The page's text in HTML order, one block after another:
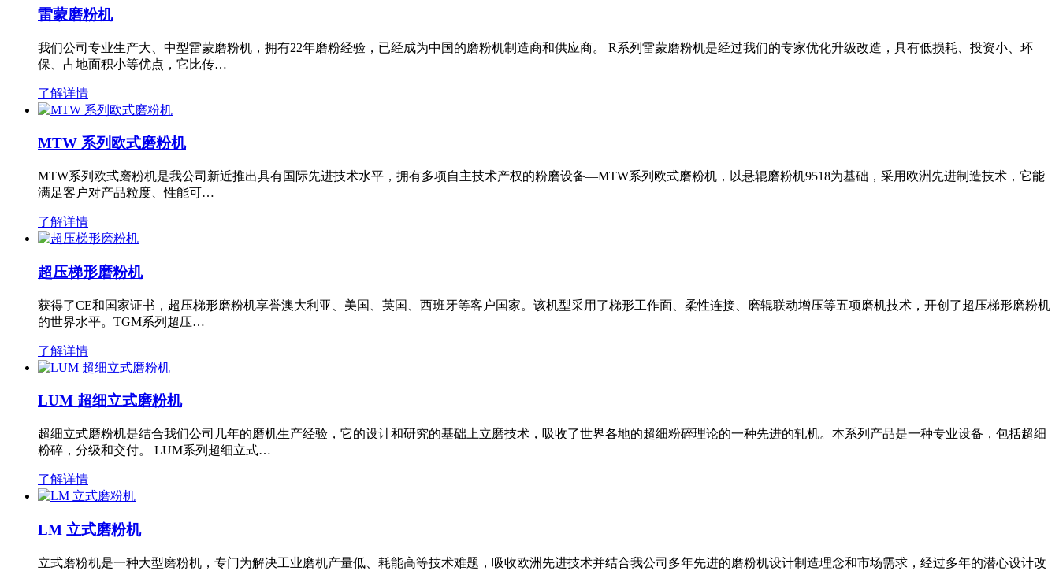
雷蒙磨粉机
我们公司专业生产大、中型雷蒙磨粉机，拥有22年磨粉经验，已经成为中国的磨粉机制造商和供应商。 R系列雷蒙磨粉机是经过我们的专家优化升级改造，具有低损耗、投资小、环
保、占地面积小等优点，它比传…
了解详情
MTW 系列欧式磨粉机
MTW系列欧式磨粉机是我公司新近推出具有国际先进技术水平，拥有多项自主技术产权的粉磨设备—MTW系列欧式磨粉机，以悬辊磨粉机9518为基础，采用欧洲先进制造技术，它能
满足客户对产品粒度、性能可…
了解详情
超压梯形磨粉机
获得了CE和国家证书，超压梯形磨粉机享誉澳大利亚、美国、英国、西班牙等客户国家。该机型采用了梯形工作面、柔性连接、磨辊联动增压等五项磨机技术，开创了超压梯形磨粉机
的世界水平。TGM系列超压…
了解详情
LUM 超细立式磨粉机
超细立式磨粉机是结合我们公司几年的磨机生产经验，它的设计和研究的基础上立磨技术，吸收了世界各地的超细粉碎理论的一种先进的轧机。本系列产品是一种专业设备，包括超细
粉碎，分级和交付。 LUM系列超细立式…
了解详情
LM 立式磨粉机
立式磨粉机是一种大型磨粉机，专门为解决工业磨机产量低、耗能高等技术难题，吸收欧洲先进技术并结合我公司多年先进的磨粉机设计制造理念和市场需求，经过多年的潜心设计改